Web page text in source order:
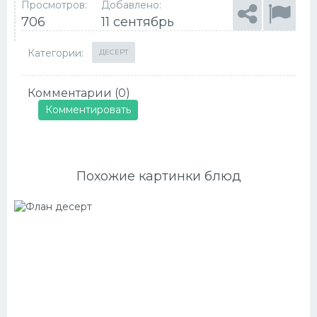
Просмотров:
706
Добавлено:
11 сентябрь
Категории: ДЕСЕРТ
Комментарии (0)
Комментировать
Похожие картинки блюд